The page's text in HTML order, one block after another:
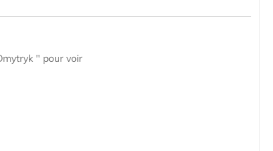
" pour voir